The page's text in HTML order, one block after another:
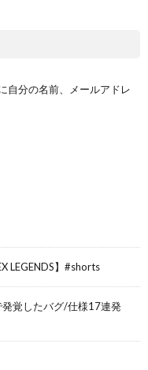
自分の名前、メールアドレ
LEGENDS】#shorts
覚したバグ/仕様17連発